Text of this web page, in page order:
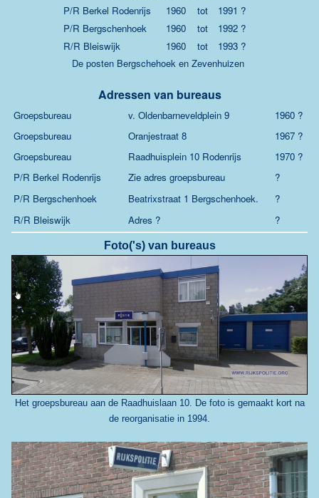
P/R Berkel Rodenrijs 1960 tot
1991 ?
P/R Bergschenhoek
1960 tot
1992 ?
R/R Bleiswijk
1960 tot
1993 ?
De posten Bergschehoek en Zevenhuizen
Adressen van bureaus
Groepsbureau v. Oldenbarneveldplein 9
1960 ?
Groepsbureau
Oranjestraat 8
1967 ?
Groepsbureau
Raadhuisplein 10 Rodenrijs
1970 ?
P/R Berkel Rodenrijs
Zie adres groepsbureau
?
P/R Bergschenhoek
Beatrixstraat 1 Bergschenhoek.
?
R/R Bleiswijk
Adres ? ?
Foto('s) van bureaus
Het groepsbureau aan de Raadhuislaan 10. De foto is gemaakt kort na
de reorganisatie in 1994.